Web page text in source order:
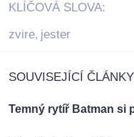
KLÍČOVÁ SLOVA:
zvire, jester
SOUVISEJÍCÍ
Temný rytíř Batman si